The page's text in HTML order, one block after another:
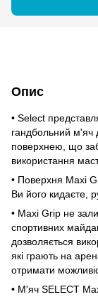
Опис
• Select
гандбольний м'яч
поверхнею, що
використання
• Поверхня Maxi
Ви його кидаєте,
• Maxi Grip не
спортивних
дозволяється
які грають на
отримати
• М'яч SELECT